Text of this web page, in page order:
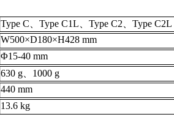
Type C、Type C1L、Type C2、Type C2L
W500×D180×H428 mm
Φ15-40 mm
630 g、1000 g
440 mm
13.6 kg